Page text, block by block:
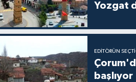
Yozgat
EDITÖRÜN
başlıyor